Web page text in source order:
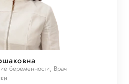
беременности, Врач